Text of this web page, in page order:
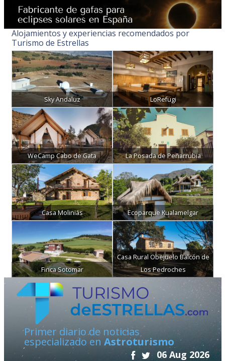
Alojamientos y experiencias recomendados por
Turismo de Estrellas
Sky Andaluz LoRefugi
WeCamp Cabo de Gata La Posada de Peñarrubia
Casa Moliniás Ecoparque Kualamelgar
Finca Sotomar
Casa Rural Obejuelo Balcón de
Los Pedroches
Primer diario de noticias
especializado en Astroturismo
06 Aug 2026